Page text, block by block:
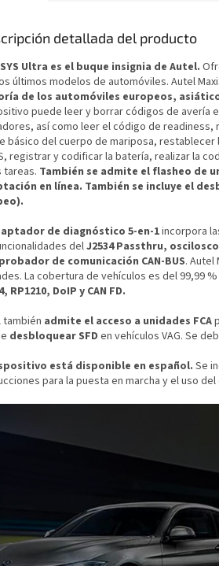
detallada del producto
Ultra es el buque insignia de Autel.
últimos modelos de automóviles. Autel
de los automóviles europeos,
puede leer y borrar códigos de avería
así como leer el código de
básico del cuerpo de mariposa,
registrar y codificar la batería, realizar la
tareas. También se admite el flasheo de
en línea. También se incluye el
de diagnóstico 5-en-1incorpora
delJ2534 Passthru,
de comunicación CAN-BUS. Autel
La cobertura de vehículos es del 99,99
RP1210, DoIP y CAN FD.
también admite el acceso a unidades FCA
desbloquear SFD en vehículos VAG. Se
está disponible en español. Se
para la puesta en marcha y el uso